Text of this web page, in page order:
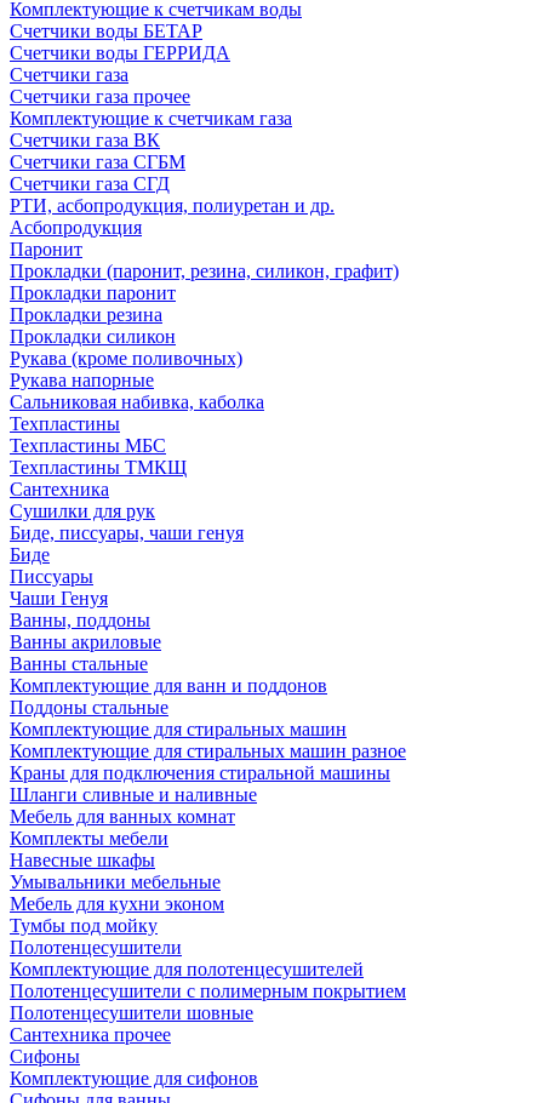
Комплектующие к счетчикам воды
Счетчики воды БЕТАР
Счетчики воды ГЕРРИДА
Счетчики газа
Счетчики газа прочее
Комплектующие к счетчикам газа
Счетчики газа ВК
Счетчики газа СГБМ
Счетчики газа СГД
РТИ, асбопродукция, полиуретан и др.
Асбопродукция
Паронит
Прокладки (паронит, резина, силикон, графит)
Прокладки паронит
Прокладки резина
Прокладки силикон
Рукава (кроме поливочных)
Рукава напорные
Сальниковая набивка, каболка
Техпластины
Техпластины МБС
Техпластины ТМКЩ
Сантехника
Сушилки для рук
Биде, писсуары, чаши генуя
Биде
Писсуары
Чаши Генуя
Ванны, поддоны
Ванны акриловые
Ванны стальные
Комплектующие для ванн и поддонов
Поддоны стальные
Комплектующие для стиральных машин
Комплектующие для стиральных машин разное
Краны для подключения стиральной машины
Шланги сливные и наливные
Мебель для ванных комнат
Комплекты мебели
Навесные шкафы
Умывальники мебельные
Мебель для кухни эконом
Тумбы под мойку
Полотенцесушители
Комплектующие для полотенцесушителей
Полотенцесушители с полимерным покрытием
Полотенцесушители шовные
Сантехника прочее
Сифоны
Комплектующие для сифонов